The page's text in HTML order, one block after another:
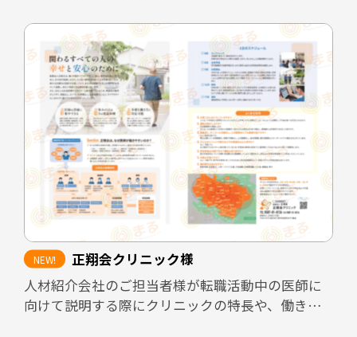
既存スタッフや業務委託スタッフが自信を持って
知人に紹介できるよう、医院の理念や働く環境、
医院としての強みを整理し、魅力が的確に伝わる
構成としています。
また、見学者へ配布することで、見学後も医院の
印象が薄れないよう設計しています。さらに、転職
フェアなど限られた接触時間の場面でも、医院の
方向性や特徴が一目で伝わるツールとして活用で
きる内容にまとめました。
加えて、採用面接では毎回同じ内容を説明する必
要があり、面接担当者の負担が大きくなりがちで
す。本パンフレットを活用しながら面談を進める
正翔会クリニック様
人材紹介会社のご担当者様が転職活動中の医師に
向けて説明する際にクリニックの特長や、働きや